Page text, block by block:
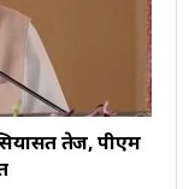
तेज, पीएम